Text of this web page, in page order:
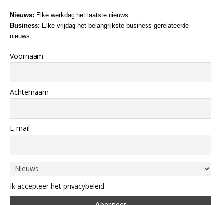
Nieuws: Elke werkdag het laatste nieuws
Business: Elke vrijdag het belangrijkste business-gerelateerde
nieuws.
Voornaam
Achternaam
E-mail
Ik accepteer het privacybeleid